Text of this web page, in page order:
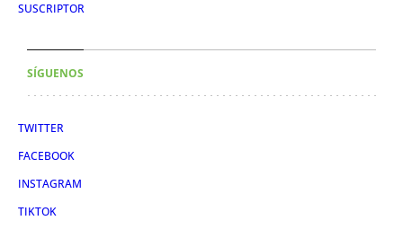
SUSCRIPTOR
SÍGUENOS
TWITTER
FACEBOOK
INSTAGRAM
TIKTOK